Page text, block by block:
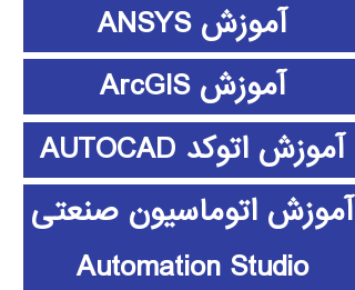
آموزش ANSYS
آموزش ArcGIS
آموزش اتوکد AUTOCAD
آموزش اتوماسیون صنعتی
Automation Studio